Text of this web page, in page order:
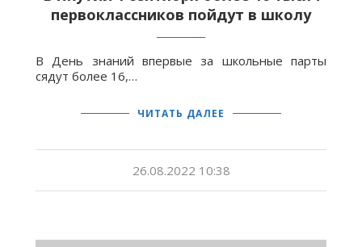
первоклассников пойдут в школу
В День знаний впервые за школьные парты
сядут более 16,…
ЧИТАТЬ ДАЛЕЕ
26.08.2022 10:38